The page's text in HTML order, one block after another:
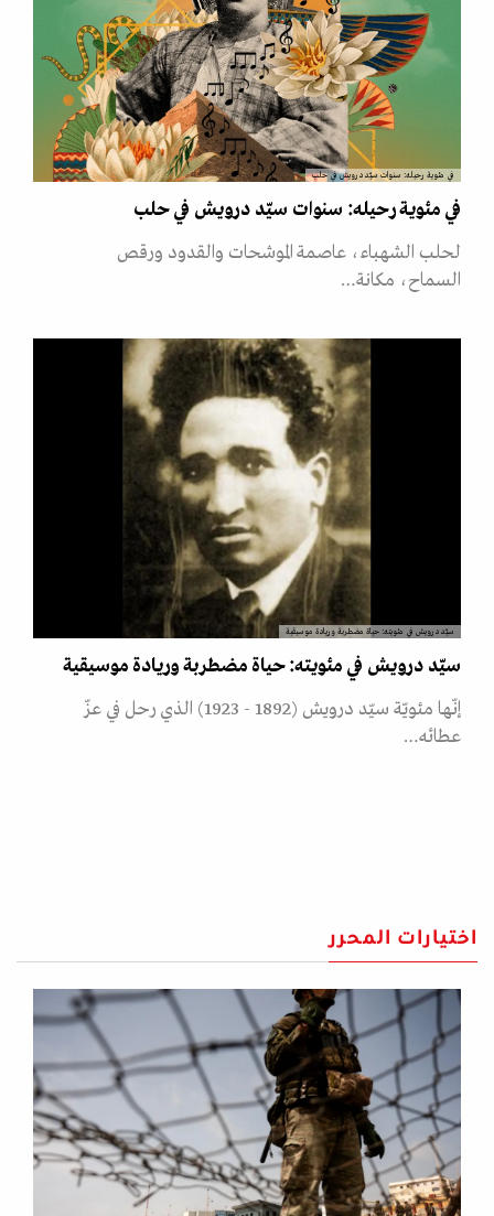
في مئوية رحيله: سنوات سيّد درويش في حلب
في مئوية رحيله: سنوات سيّد درويش في حلب
لحلب الشهباء، عاصمة الموشحات والقدود ورقص
السماح، مكانة…
سيّد درويش في مئويته: حياة مضطربة وريادة موسيقية
سيّد درويش في مئويته: حياة مضطربة وريادة موسيقية
إنّها مئويّة سيّد درويش (1892 - 1923) الذي رحل في عزّ
عطائه…
اختيارات المحرر